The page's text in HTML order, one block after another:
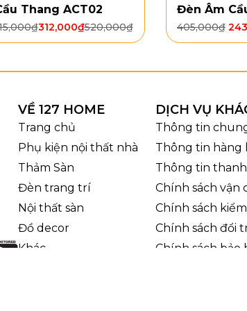
Trời VNT1701
là sự lựa chọn hoàn
sang trọng. Đừng bỏ lỡ cơ hội sở hữu sản
CN1-0963 773 625 | CN2-098 1313 127
https://127home.vn/
Tô Hiến Thành, Phường Hòa Hưng, TP
Lý Thái Tổ, Phường Vườn Lài, TP HCM
127home – Rugs and Decor
Thang ACT02
520,000₫
312,000₫
₫
Đèn Âm
405,000₫
VỀ 127 HOME
Trang chủ
Phụ kiện nội thất nhà
Thảm Sàn
Đèn trang trí
Nội thất sàn
Đồ decor
Khác
DỊCH VỤ
Thông tin
Thông tin hàng
Thông tin
Chính sách vận
Chính sách
Chính sách đổi
Chính sách bảo